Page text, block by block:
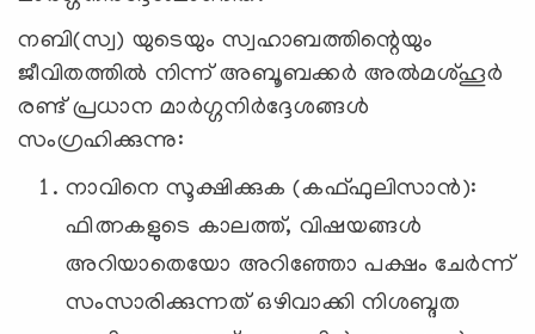
നബി(സ്വ) യുടെയും സ്വഹാബത്തിന്റെയും
ജീവിതത്തിൽ നിന്ന് അബൂബക്കർ അൽമശ്ഹൂർ
രണ്ട് പ്രധാന മാർഗ്ഗനിർദ്ദേശങ്ങൾ
സംഗ്രഹിക്കുന്നു:
നാവിനെ സൂക്ഷിക്കുക (കഫ്ഫുലിസാൻ):
ഫിത്നകളുടെ കാലത്ത്, വിഷയങ്ങൾ
അറിയാതെയോ അറിഞ്ഞോ പക്ഷം ചേർന്ന്
സംസാരിക്കുന്നത് ഒഴിവാക്കി നിശബ്ദത